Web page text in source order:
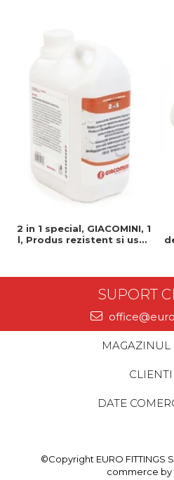
2 in 1 special, GIACOMINI, 1
l, Produs rezistent si usor
SUPORT
MAGAZINUL
CLIENTI
DATE
©Copyright EURO FITTINGS
commerce by